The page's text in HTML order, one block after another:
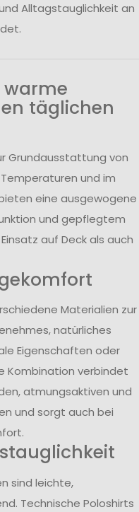
Alltagstauglichkeit an
täglichen
Grundausstattung von
und im
eine ausgewogene
und gepflegtem
auf Deck als auch
Materialien zur
natürliches
Eigenschaften oder
Kombination verbindet
atmungsaktiven und
und sorgt auch bei
sind leichte,
Technische Poloshirts